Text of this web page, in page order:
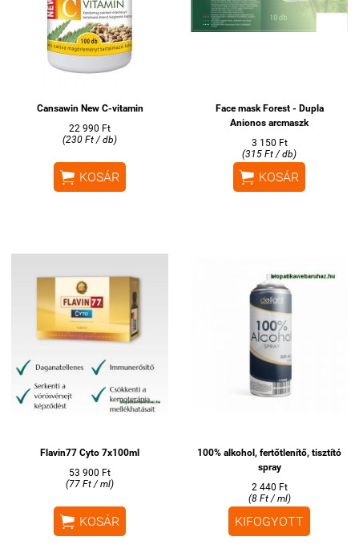
Cansawin New C-vitamin
22 990 Ft
(230 Ft / db)
 KOSÁR
Face mask Forest - Dupla
Anionos arcmaszk
3 150 Ft
(315 Ft / db)
 KOSÁR
Flavin77 Cyto 7x100ml
53 900 Ft
(77 Ft / ml)
 KOSÁR
100% alkohol, fertőtlenítő, tisztító
spray
2 440 Ft
(8 Ft / ml)
KIFOGYOTT